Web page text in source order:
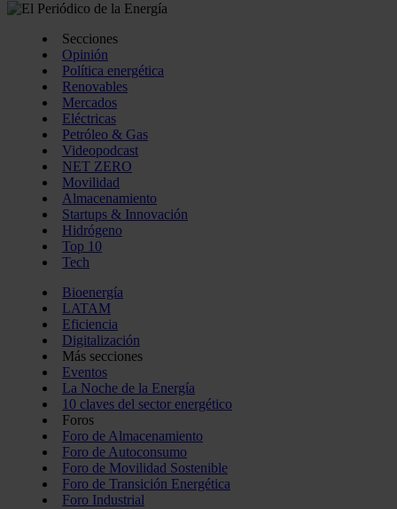
Secciones
Opinión
Política energética
Renovables
Mercados
Eléctricas
Petróleo & Gas
Videopodcast
NET ZERO
Movilidad
Almacenamiento
Startups & Innovación
Hidrógeno
Top 10
Tech
Bioenergía
LATAM
Eficiencia
Digitalización
Más secciones
Eventos
La Noche de la Energía
10 claves del sector energético
Foros
Foro de Almacenamiento
Foro de Autoconsumo
Foro de Movilidad Sostenible
Foro de Transición Energética
Foro Industrial